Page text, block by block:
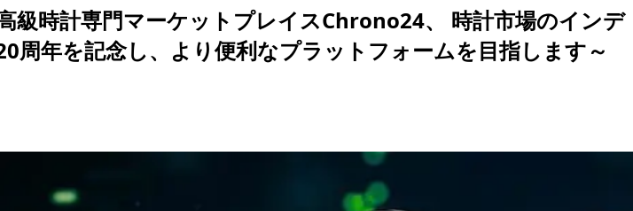
級時計専門マーケットプレイスChrono24、 時計市場のインデ
年を記念し、より便利なプラットフォームを目指します～